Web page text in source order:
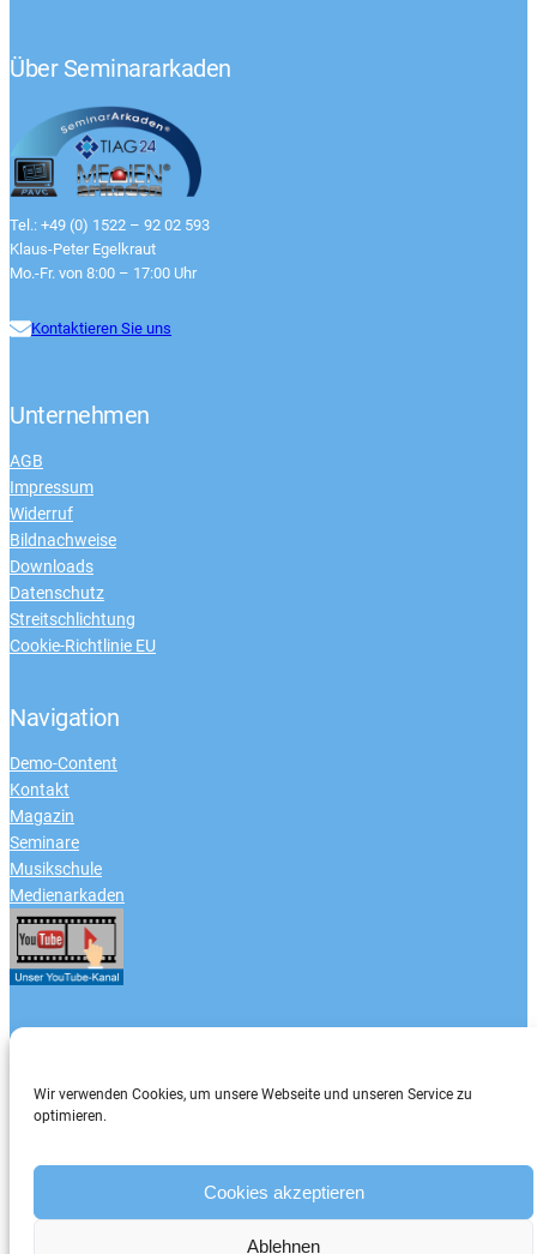
Wir verwenden Cookies, um unsere Webseite und unseren Service zu
optimieren.
Cookies akzeptieren
Ablehnen
Über Seminararkaden
Tel.: +49 (0) 1522 – 92 02 593
Klaus-Peter Egelkraut
Mo.-Fr. von 8:00 – 17:00 Uhr
Kontaktieren Sie uns
Unternehmen
AGB
Impressum
Widerruf
Bildnachweise
Downloads
Datenschutz
Streitschlichtung
Cookie-Richtlinie EU
Navigation
Demo-Content
Kontakt
Magazin
Seminare
Musikschule
Medienarkaden